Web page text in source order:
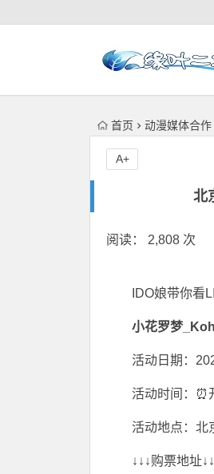
首页 动漫媒体合作
北
A+
阅读： 2,808 次
IDO娘带你看
小花罗梦
活动日期：
活动时间：⏰
活动地点：北
↓↓↓购票地址